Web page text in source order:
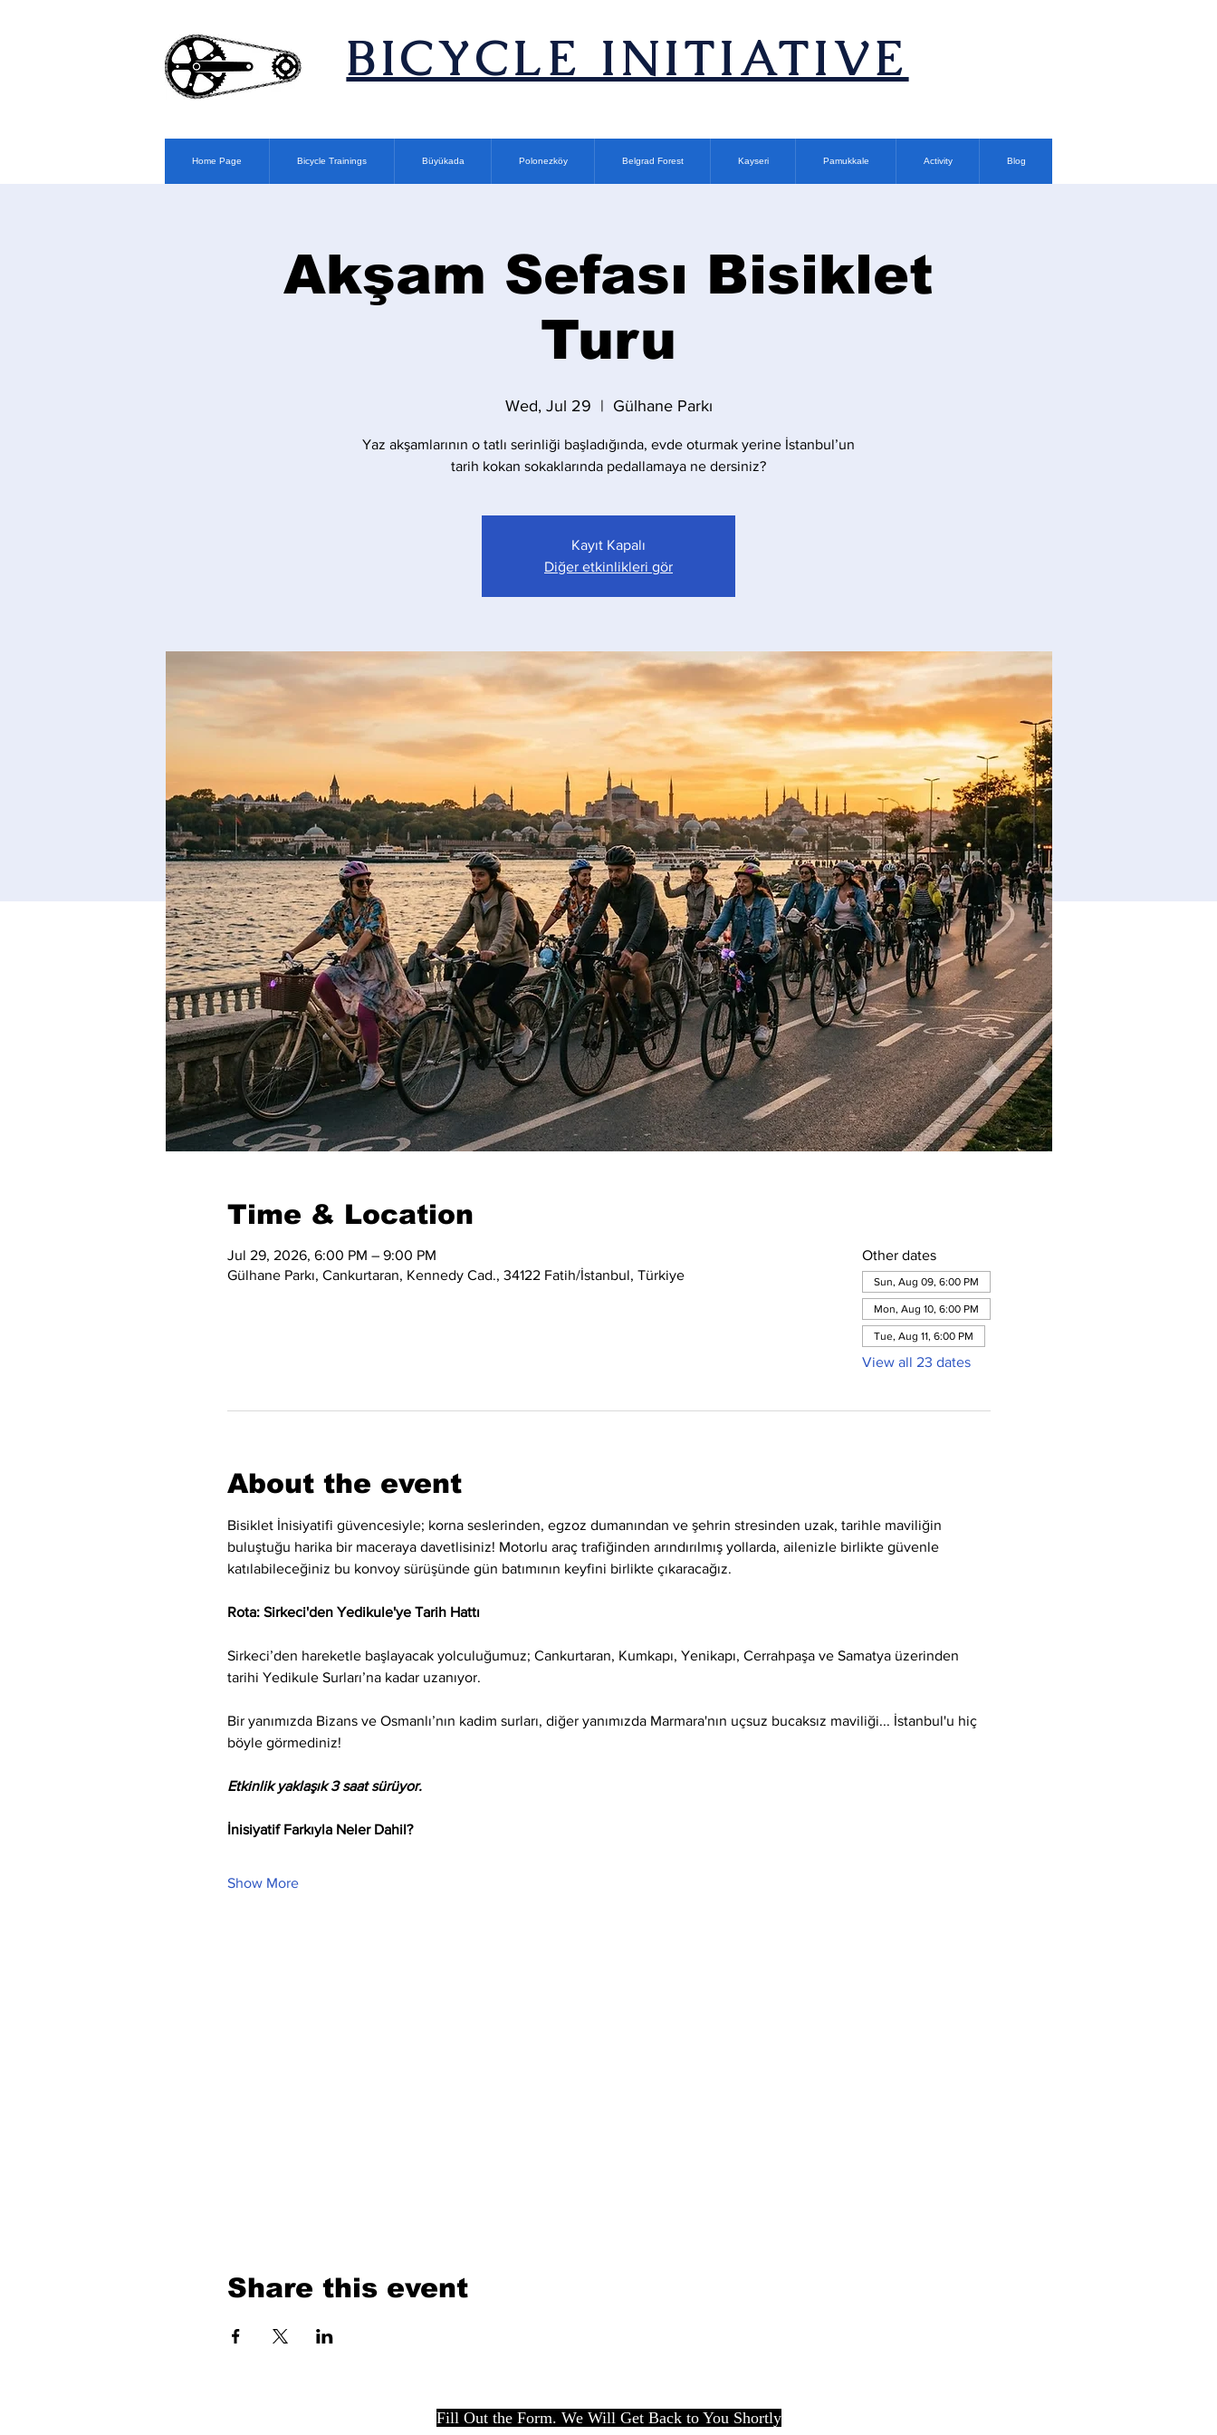
​BICYCLE INITIATIVE
Home Page Bicycle Trainings Büyükada Polonezköy Belgrad Forest Kayseri Pamukkale Activity Blog
Akşam Sefası Bisiklet
Turu
Wed, Jul 29
  |
Gülhane Parkı
Yaz akşamlarının o tatlı serinliği başladığında, evde oturmak yerine İstanbul’un
tarih kokan sokaklarında pedallamaya ne dersiniz?
Kayıt Kapalı
Diğer etkinlikleri gör
Time & Location
Jul 29, 2026, 6:00 PM – 9:00 PM
Gülhane Parkı, Cankurtaran, Kennedy Cad., 34122 Fatih/İstanbul, Türkiye
Other dates
Sun, Aug 09, 6:00 PM
Mon, Aug 10, 6:00 PM
Tue, Aug 11, 6:00 PM
View all 23 dates
About the event
Bisiklet İnisiyatifi güvencesiyle; korna seslerinden, egzoz dumanından ve şehrin stresinden uzak, tarihle maviliğin
buluştuğu harika bir maceraya davetlisiniz! Motorlu araç trafiğinden arındırılmış yollarda, ailenizle birlikte güvenle
katılabileceğiniz bu konvoy sürüşünde gün batımının keyfini birlikte çıkaracağız.
Rota: Sirkeci'den Yedikule'ye Tarih Hattı
Sirkeci’den hareketle başlayacak yolculuğumuz; Cankurtaran, Kumkapı, Yenikapı, Cerrahpaşa ve Samatya üzerinden
tarihi Yedikule Surları’na kadar uzanıyor.
Bir yanımızda Bizans ve Osmanlı’nın kadim surları, diğer yanımızda Marmara'nın uçsuz bucaksız maviliği... İstanbul'u hiç
böyle görmediniz!
Etkinlik yaklaşık 3 saat sürüyor.
İnisiyatif Farkıyla Neler Dahil?
Show More
Share this event
Fill Out the Form. We Will Get Back to You Shortly